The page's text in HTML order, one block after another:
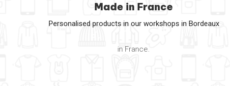
Made in France
Personalised products in our workshops in Bordeaux
in France.